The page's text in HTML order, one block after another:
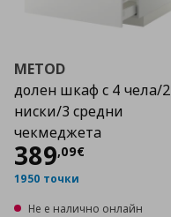
METOD
долен шкаф с 4 чела/2
ниски/3 средни
чекмеджета
389,09€
Цена
1950 точки
Не е налично онлайн